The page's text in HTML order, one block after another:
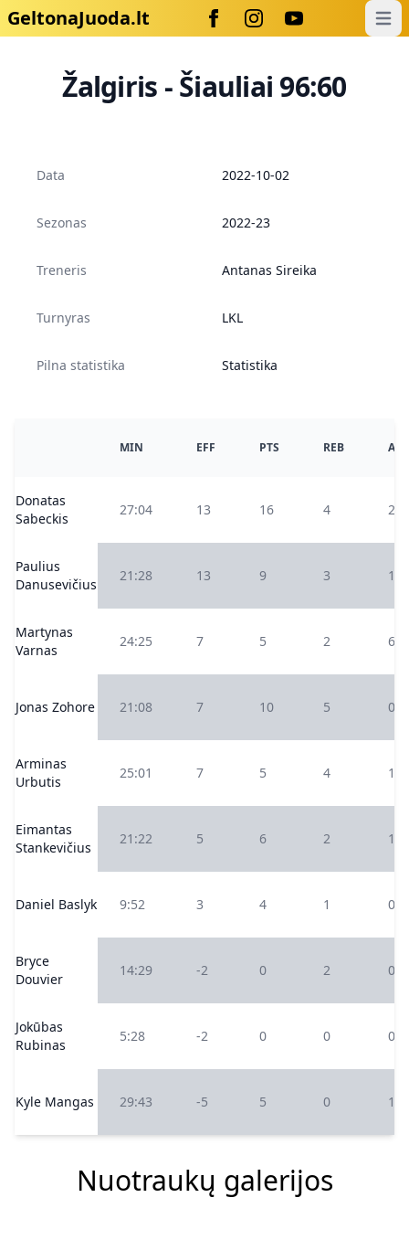
GeltonaJuoda.lt
Žalgiris - Šiauliai 96:60
Data 2022-10-02
Sezonas 2022-23
Treneris Antanas Sireika
Turnyras LKL
Pilna statistika Statistika
MIN EFF PTS REB AS
Donatas
Sabeckis
27:04 13 16 4 2
Paulius
Danusevičius
21:28 13 9 3 1
Martynas
Varnas
24:25 7 5 2 6
Jonas Zohore 21:08 7 10 5 0
Arminas
Urbutis
25:01 7 5 4 1
Eimantas
Stankevičius
21:22 5 6 2 1
Daniel Baslyk 9:52 3 4 1 0
Bryce
Douvier
14:29 -2 0 2 0
Jokūbas
Rubinas
5:28 -2 0 0 0
Kyle Mangas 29:43 -5 5 0 1
Nuotraukų galerijos